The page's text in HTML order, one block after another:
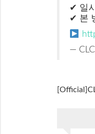
✔ 일
✔ 본
—